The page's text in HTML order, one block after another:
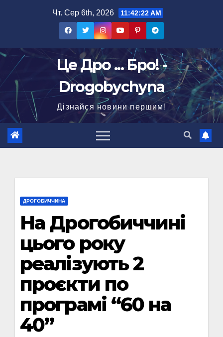
Чт. Сер 6th, 2026 11:42:23 AM
Це Дро ... Бро! -
Drogobychyna
Дізнайся новини першим!
ДРОГОБИЧЧИНА
На Дрогобиччині
цього року
реалізують 2
проєкти по
програмі “60 на
40”